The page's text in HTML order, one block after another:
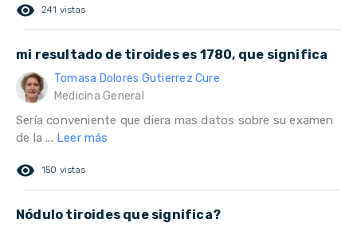
remove_red_eye 241 vistas
mi resultado de tiroides es 1780, que significa
Tomasa Dolores Gutierrez Cure
Medicina General
Sería conveniente que diera mas datos sobre su examen
de la ... Leer más
remove_red_eye 150 vistas
Nódulo tiroides que significa?